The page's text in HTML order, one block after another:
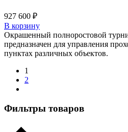
927 600 ₽
В корзину
Окрашенный полноростовой
предназначен для управления
пунктах различных объектов.
1
2
Фильтры товаров